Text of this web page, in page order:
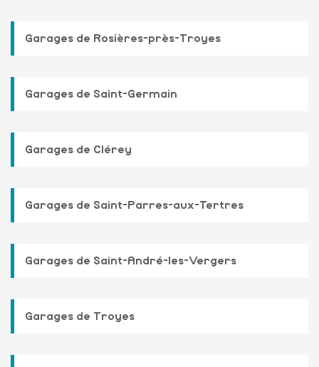
Garages de Rosières-près-Troyes
Garages de Saint-Germain
Garages de Clérey
Garages de Saint-Parres-aux-Tertres
Garages de Saint-André-les-Vergers
Garages de Troyes